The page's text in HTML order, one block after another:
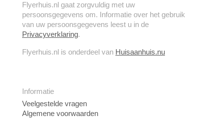
Flyerhuis.nl gaat zorgvuldig met uw
persoonsgegevens om. Informatie over het gebruik
van uw persoonsgegevens leest u in de
Privacyverklaring.
Flyerhuis.nl is onderdeel van Huisaanhuis.nu
Informatie
Veelgestelde vragen
Algemene voorwaarden